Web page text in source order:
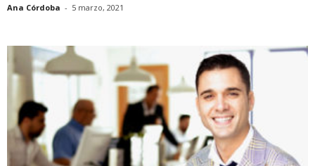
Ana Córdoba - 5 marzo, 2021